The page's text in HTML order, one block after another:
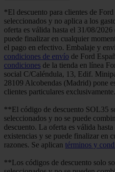
*El descuento para clientes de
seleccionados y no aplica a los
oferta es válida hasta el 31/08/
puede finalizar en cualquier
el pago en efectivo. Embalaje y
condiciones de envío de Ford
condiciones de la tienda en línea
social C/Caléndula, 13, Edif.
28109 Alcobendas (Madrid) pone
clientes particulares exclusivamente.
**El código de descuento SOL35
seleccionados y no se puede
descuento. La oferta es válida
existencias y se puede finalizar en
razones. Se aplican términos y
**Los códigos de descuento solo